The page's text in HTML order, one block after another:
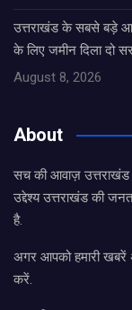
उत्तराखंड के सबसे बड़े
के लिए जमीन दिला दो
August 8, 2026
About
सच की आवाज़ उत्तराखंड
उद्देश्य उत्तराखंड की
है.
अगर आपको हमारी खबरें
करें.